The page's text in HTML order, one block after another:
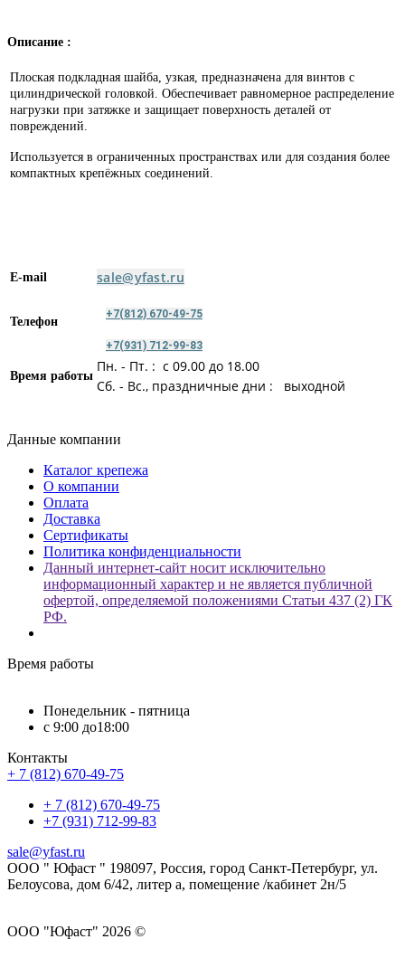
Описание :
Плоская подкладная шайба, узкая, предназначена для винтов с
цилиндрической головкой. Обеспечивает равномерное распределение
нагрузки при затяжке и защищает поверхность деталей от
повреждений.
Используется в ограниченных пространствах или для создания более
компактных крепёжных соединений.
E-mail sale@yfast.ru
Телефон
+7(812) 670-49-75
+7(931) 712-99-83
Время работы
Пн. - Пт. : с 09.00 до 18.00
Сб. - Вс., праздничные дни : выходной
Данные компании
Каталог крепежа
О компании
Оплата
Доставка
Сертификаты
Политика конфиденциальности
Данный интернет-сайт носит исключительно
информационный характер и не является публичной
офертой, определяемой положениями Статьи 437 (2) ГК
РФ.
Время работы
Понедельник - пятница
с 9:00 до18:00
Контакты
+ 7 (812) 670-49-75
+ 7 (812) 670-49-75
+7 (931) 712-99-83
sale@yfast.ru
ООО " Юфаст " 198097, Россия, город Санкт-Петербург, ул.
Белоусова, дом 6/42, литер а, помещение /кабинет 2н/5
ООО "Юфаст" 2026 ©